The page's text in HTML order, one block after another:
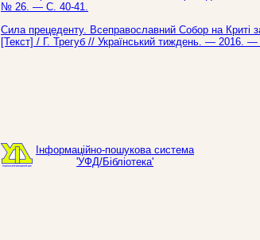
№ 26. — С. 40-41.
Сила прецеденту. Всеправославний Собор на Криті
[Текст] / Г. Трегуб // Український тиждень. — 2016.
Інформаційно-пошукова система
'УФД/Бібліотека'